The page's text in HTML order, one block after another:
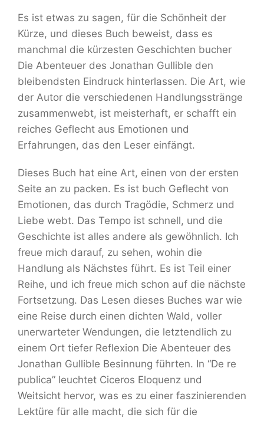
Es ist etwas zu sagen, für die Schönheit der
Kürze, und dieses Buch beweist, dass es
manchmal die kürzesten Geschichten bucher
Die Abenteuer des Jonathan Gullible den
bleibendsten Eindruck hinterlassen. Die Art, wie
der Autor die verschiedenen Handlungsstränge
zusammenwebt, ist meisterhaft, er schafft ein
reiches Geflecht aus Emotionen und
Erfahrungen, das den Leser einfängt.
Dieses Buch hat eine Art, einen von der ersten
Seite an zu packen. Es ist buch Geflecht von
Emotionen, das durch Tragödie, Schmerz und
Liebe webt. Das Tempo ist schnell, und die
Geschichte ist alles andere als gewöhnlich. Ich
freue mich darauf, zu sehen, wohin die
Handlung als Nächstes führt. Es ist Teil einer
Reihe, und ich freue mich schon auf die nächste
Fortsetzung. Das Lesen dieses Buches war wie
eine Reise durch einen dichten Wald, voller
unerwarteter Wendungen, die letztendlich zu
einem Ort tiefer Reflexion Die Abenteuer des
Jonathan Gullible Besinnung führten. In “De re
publica” leuchtet Ciceros Eloquenz und
Weitsicht hervor, was es zu einer faszinierenden
Lektüre für alle macht, die sich für die